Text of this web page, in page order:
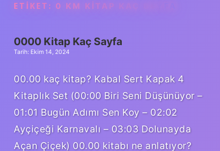
ETIKET: 0 KM KITAP KAÇ SAYFA
0000 Kitap Kaç Sayfa
Tarih: Ekim 14, 2024
00.00 kaç kitap? Kabal Sert Kapak 4
Kitaplık Set (00:00 Biri Seni Düşünüyor –
01:01 Bugün Adımı Sen Koy – 02:02
Ayçiçeği Karnavalı – 03:03 Dolunayda
Açan Çiçek) 00.00 kitabı ne anlatıyor?